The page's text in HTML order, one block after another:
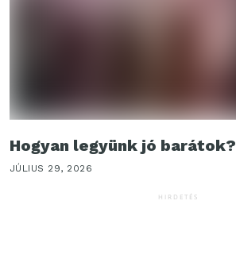
Hogyan legyünk jó barátok?
JÚLIUS 29, 2026
HIRDETÉS